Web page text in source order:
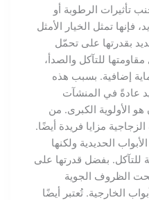
الرطوبة أو
تمثل الخيار الأمثل
على تحمّل
للتآكل والصدأ،
بسبب هذه
في المنشآت
الكبرى. من
مزايا فريدة أيضًا.
ولكنها
بفضل قدرتها على
الجوية
تُعتبر أيضًا